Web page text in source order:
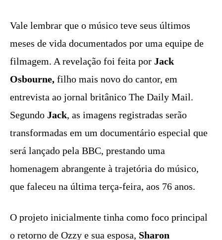
Vale lembrar que o músico teve seus últimos
meses de vida documentados por uma equipe de
filmagem. A revelação foi feita por Jack
Osbourne, filho mais novo do cantor, em
entrevista ao jornal britânico The Daily Mail.
Segundo Jack, as imagens registradas serão
transformadas em um documentário especial que
será lançado pela BBC, prestando uma
homenagem abrangente à trajetória do músico,
que faleceu na última terça-feira, aos 76 anos.
O projeto inicialmente tinha como foco principal
o retorno de Ozzy e sua esposa, Sharon